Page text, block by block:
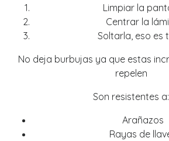
Limpiar la
Centrar la
Soltarla, eso es
No deja burbujas ya que estas
repelen
Son resistentes a:
Arañazos
Rayas de